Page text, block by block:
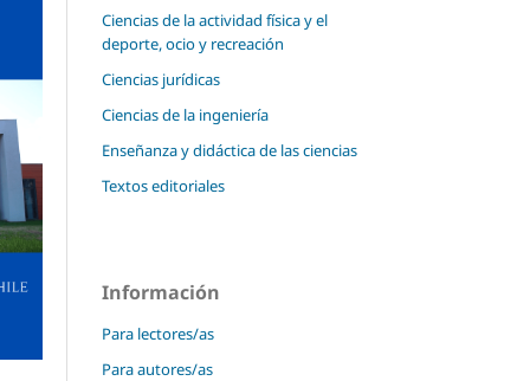
Ciencias de la actividad física y el
deporte, ocio y recreación
Ciencias jurídicas
Ciencias de la ingeniería
Enseñanza y didáctica de las ciencias
Textos editoriales
Información
Para lectores/as
Para autores/as